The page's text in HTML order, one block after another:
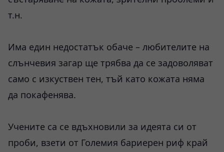
т.н.
Има един недостатък обаче – любителите на
слънчевия загар ще трябва да се задоволяват
само с изкуствен тен, тъй като кожата няма
да покафенява.
Учените са се вдъхновили за идеята си от
проби, взети от Големия бариерен риф край